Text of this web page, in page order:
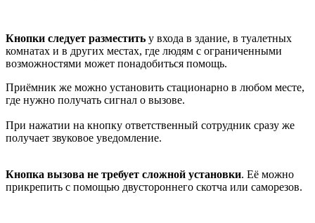
Кнопки следует разместить у входа в здание, в туалетных
комнатах и в других местах, где людям с ограниченными
возможностями может понадобиться помощь.
Приёмник же можно установить стационарно в любом месте,
где нужно получать сигнал о вызове.
При нажатии на кнопку ответственный сотрудник сразу же
получает звуковое уведомление.
Кнопка вызова не требует сложной установки. Её можно
прикрепить с помощью двустороннего скотча или саморезов.